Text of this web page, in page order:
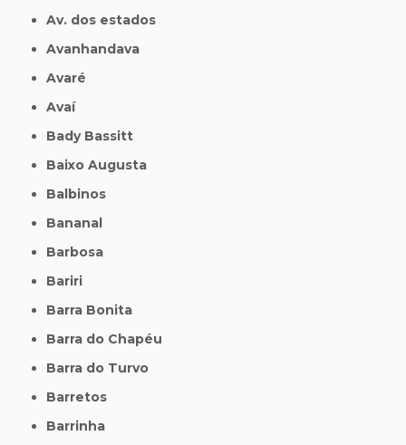
Av. dos estados
Avanhandava
Avaré
Avaí
Bady Bassitt
Baixo Augusta
Balbinos
Bananal
Barbosa
Bariri
Barra Bonita
Barra do Chapéu
Barra do Turvo
Barretos
Barrinha